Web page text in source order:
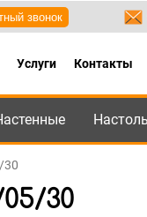
8-800-550-95-45
звонок
Услуги Контакты
30
30